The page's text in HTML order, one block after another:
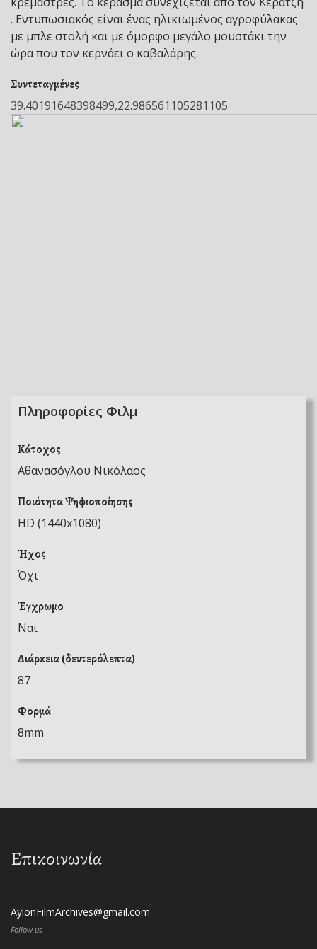
. Εντυπωσιακός είναι ένας ηλικιωμένος αγροφύλακας
με μπλε στολή και με όμορφο μεγάλο μουστάκι την
ώρα που τον κερνάει ο καβαλάρης.
Συντεταγμένες
39.40191648398499,22.986561105281105
Πληροφορίες Φιλμ
Κάτοχος
Αθανασόγλου Νικόλαος
Ποιότητα Ψηφιοποίησης
HD (1440x1080)
Ήχος
Όχι
Έγχρωμο
Ναι
Διάρκεια (δευτερόλεπτα)
87
Φορμά
8mm
Επικοινωνία
AylonFilmArchives@gmail.com
Follow us